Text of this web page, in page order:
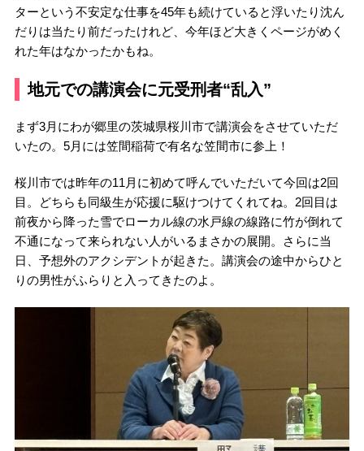
ターという不安定な仕事を45年も続けていると浮いたり沈ん
だりは当たり前だったけれど、今年ほど大きくページがめく
れた年はなかったかもね。
地元での講演会に元受刑者“乱入”
まず3月にわが郷里の茨城県桜川市で講演会をさせていただ
いたの。5月には笠間稲荷で有名な笠間市に参上！
桜川市では昨年の11月に初めて呼んでいただいて今回は2回
目。どちらも同級生が応援に駆けつけてくれてね。2回目は
前夜から降った雪でローカル線の水戸線の線路に竹が倒れて
不通になって来られない人がいるまさかの展開。さらに当
日、予想外のアクシデントが起きた。講演会の途中からひと
りの男性がふらりと入ってきたのよ。